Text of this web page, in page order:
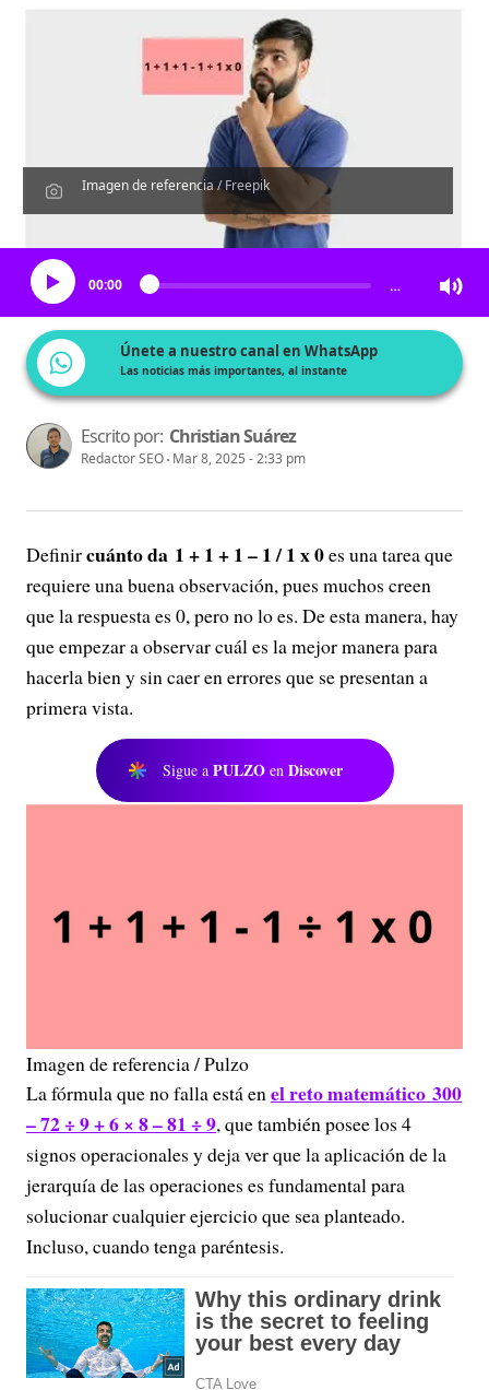
Imagen de referencia / Freepik
Escucha el artículo
00:00 …
Únete a nuestro canal en WhatsApp
Las noticias más importantes, al instante
Escrito por: Christian Suárez
Redactor SEO Mar 8, 2025 - 2:33 pm
Definircuánto da 1 + 1 + 1 – 1 / 1 x 0es una tarea que
requiere una buena observación, pues muchos creen
que la respuesta es 0, pero no lo es. De esta manera, hay
que empezar a observar cuál es la mejor manera para
hacerla bien y sin caer en errores que se presentan a
primera vista.
Sigue a PULZO en Discover
Imagen de referencia / Pulzo
La fórmula que no falla está enel reto matemático 300
– 72 ÷ 9 + 6 × 8 – 81 ÷ 9, que también posee los 4
signos operacionales y deja ver que la aplicación de la
jerarquía de las operaciones es fundamental para
solucionar cualquier ejercicio que sea planteado.
Incluso, cuando tenga paréntesis.